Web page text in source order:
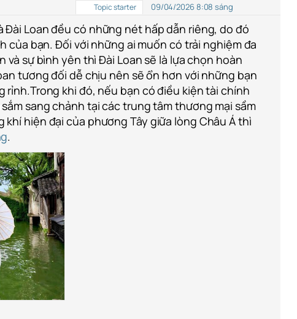
Topic starter 09/04/2026 8:08 sáng
Đài Loan đều có những nét hấp dẫn riêng, do đó
của bạn. Đối với những ai muốn có trải nghiệm đa
sự bình yên thì Đài Loan sẽ là lựa chọn hoàn
tương đối dễ chịu nên sẽ ổn hơn với những bạn
rỉnh.Trong khi đó, nếu bạn có điều kiện tài chính
sang chảnh tại các trung tâm thương mại sầm
khí hiện đại của phương Tây giữa lòng Châu Á thì
.